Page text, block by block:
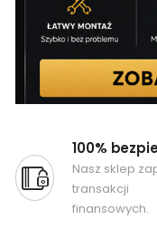
100%
Nasz sklep
transakcji
finansowych.